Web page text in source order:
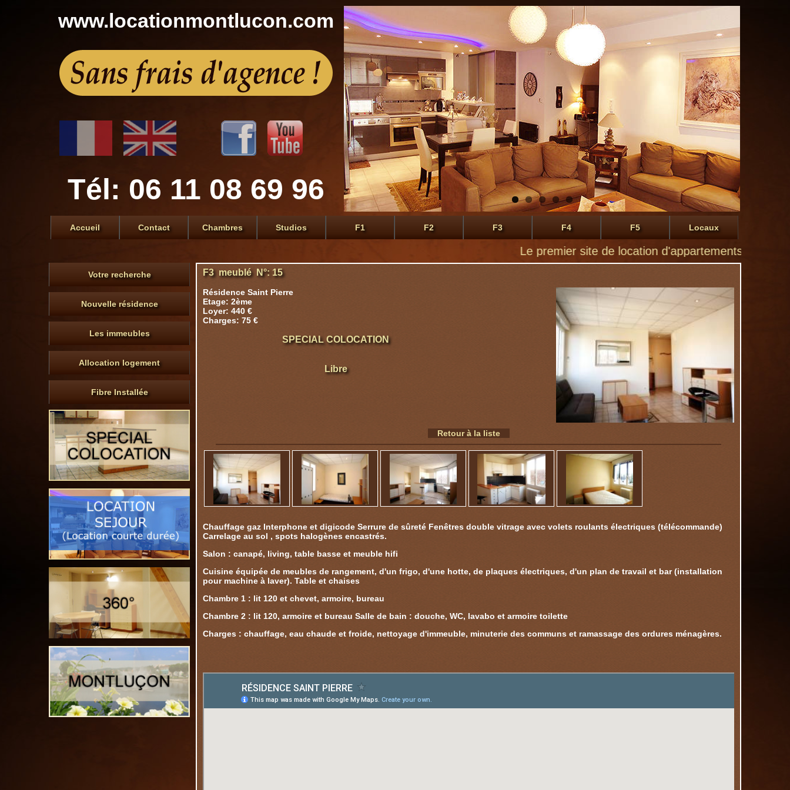
www.locationmontlucon.com
Tél: 06 11 08 69 96
Accueil Contact Chambres Studios F1 F2 F3 F4 F5 Locaux
Le premier site de location d'appartements à Montluçon
F3 meublé N°: 15
Résidence Saint Pierre
Etage: 2ème
Loyer: 440 €
Charges: 75 €
SPECIAL COLOCATION
Libre
Retour à la liste
Chauffage gaz Interphone et digicode Serrure de sûreté Fenêtres double vitrage avec volets roulants électriques (télécommande)
Carrelage au sol , spots halogènes encastrés.
Salon : canapé, living, table basse et meuble hifi
Cuisine équipée de meubles de rangement, d'un frigo, d'une hotte, de plaques électriques, d'un plan de travail et bar (installation
pour machine à laver). Table et chaises
Chambre 1 : lit 120 et chevet, armoire, bureau
Chambre 2 : lit 120, armoire et bureau Salle de bain : douche, WC, lavabo et armoire toilette
Charges : chauffage, eau chaude et froide, nettoyage d'immeuble, minuterie des communs et ramassage des ordures ménagères.
Votre recherche
Nouvelle résidence
Les immeubles
Allocation logement
Fibre Installée